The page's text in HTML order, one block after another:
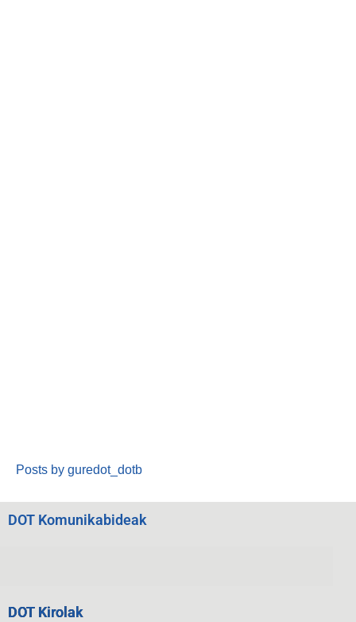
Posts by guredot_dotb
DOT Komunikabideak
DOT Kirolak